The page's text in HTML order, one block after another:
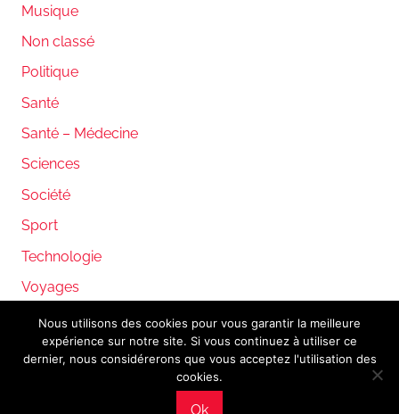
Musique
Non classé
Politique
Santé
Santé – Médecine
Sciences
Société
Sport
Technologie
Voyages
WordPress Theme: Donovan by ThemeZee.
Nous utilisons des cookies pour vous garantir la meilleure
expérience sur notre site. Si vous continuez à utiliser ce
dernier, nous considérerons que vous acceptez l'utilisation des
cookies.
Ok